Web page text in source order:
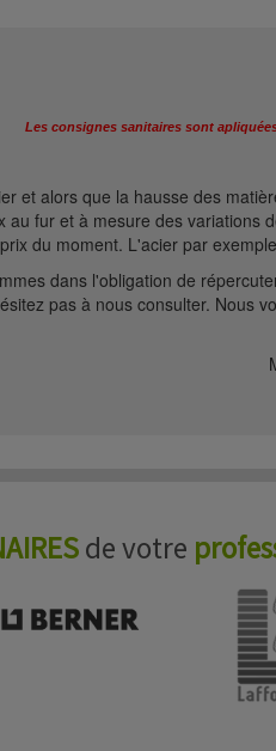
Les consignes sanitaires sont
et alors que la hausse des
au fur et à mesure des
du moment. L'acier par
dans l'obligation de
pas à nous consulter. Nous
de votre